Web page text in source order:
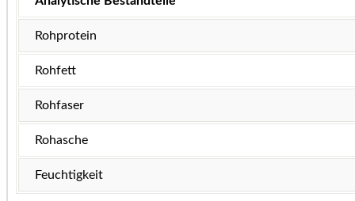
Rohprotein
Rohfett
Rohfaser
Rohasche
Feuchtigkeit